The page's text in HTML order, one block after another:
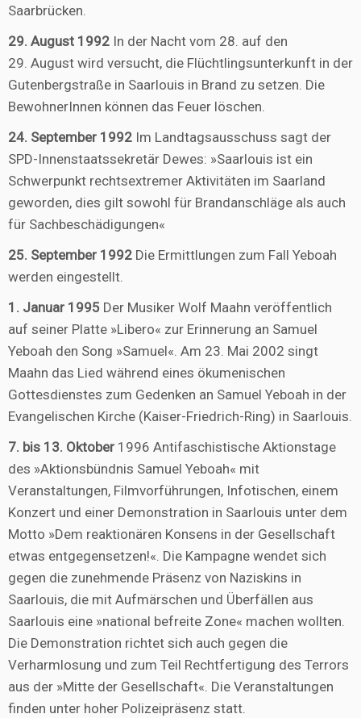
Saarbrücken.
29. August 1992 In der Nacht vom 28. auf den
29. August wird versucht, die Flüchtlingsunterkunft in der
Gutenbergstraße in Saarlouis in Brand zu setzen. Die
BewohnerInnen können das Feuer löschen.
24. September 1992 Im Landtagsausschuss sagt der
SPD-Innenstaatssekretär Dewes: »Saarlouis ist ein
Schwerpunkt rechtsextremer Aktivitäten im Saarland
geworden, dies gilt sowohl für Brandanschläge als auch
für Sachbeschädigungen«
25. September 1992 Die Ermittlungen zum Fall Yeboah
werden eingestellt.
1. Januar 1995 Der Musiker Wolf Maahn veröffentlich
auf seiner Platte »Libero« zur Erinnerung an Samuel
Yeboah den Song »Samuel«. Am 23. Mai 2002 singt
Maahn das Lied während eines ökumenischen
Gottesdienstes zum Gedenken an Samuel Yeboah in der
Evangelischen Kirche (Kaiser-Friedrich-Ring) in Saarlouis.
7. bis 13. Oktober 1996 Antifaschistische Aktionstage
des »Aktionsbündnis Samuel Yeboah« mit
Veranstaltungen, Filmvorführungen, Infotischen, einem
Konzert und einer Demonstration in Saarlouis unter dem
Motto »Dem reaktionären Konsens in der Gesellschaft
etwas entgegensetzen!«. Die Kampagne wendet sich
gegen die zunehmende Präsenz von Naziskins in
Saarlouis, die mit Aufmärschen und Überfällen aus
Saarlouis eine »national befreite Zone« machen wollten.
Die Demonstration richtet sich auch gegen die
Verharmlosung und zum Teil Rechtfertigung des Terrors
aus der »Mitte der Gesellschaft«. Die Veranstaltungen
finden unter hoher Polizeipräsenz statt.